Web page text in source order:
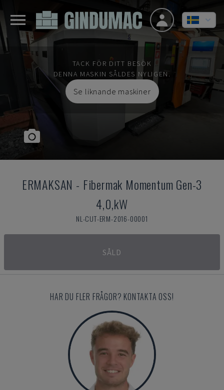
TACK FÖR DITT BESÖK
DENNA MASKIN SÅLDES NYLIGEN.
Se liknande maskiner
ERMAKSAN - Fibermak Momentum Gen-3
4,0,kW
NL-CUT-ERM-2016-00001
SÅLD
HAR DU FLER FRÅGOR? KONTAKTA OSS!